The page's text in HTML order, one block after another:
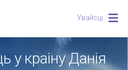
Увайсці
у краіну Данія